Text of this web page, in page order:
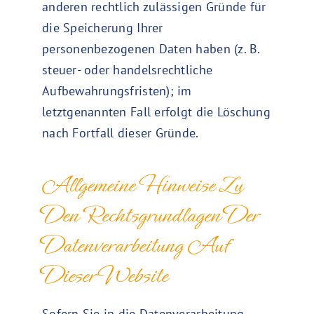
anderen rechtlich zulässigen Gründe für
die Speicherung Ihrer
personenbezogenen Daten haben (z. B.
steuer- oder handelsrechtliche
Aufbewahrungsfristen); im
letztgenannten Fall erfolgt die Löschung
nach Fortfall dieser Gründe.
Allgemeine Hinweise Zu
Den Rechtsgrundlagen Der
Datenverarbeitung Auf
Dieser Website